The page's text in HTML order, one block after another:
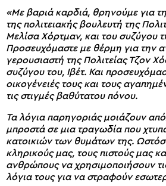
«Με βαριά καρδιά, θρηνούμε για
της πολιτειακής βουλευτή της
Μελίσα Χόρτμαν, και του συζύγου
Προσευχόμαστε με θέρμη για την
γερουσιαστή της Πολιτείας Τζον
συζύγου του, Ιβέτ. Και
οικογένειές τους και τους
τις στιγμές βαθύτατου πόνου.
Τα λόγια παρηγοριάς μοιάζουν
μπροστά σε μια τραγωδία που
κατοικιών των θυμάτων της.
κληρικούς μας, τους πιστούς μας
ανθρώπους να χρησιμοποιήσουν
λόγια τους για να στραφούν